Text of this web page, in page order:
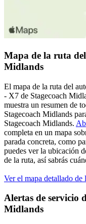
Mapa de la ruta
Midlands
El mapa de la ruta del
- X7 de Stagecoach
muestra un resumen de
Stagecoach Midlands
Stagecoach Midlands.
completa en un mapa
parada concreta, como
puedes ver la ubicación
de la ruta, así sabrás
Ver el mapa detallado de
Alertas de servicio
Midlands